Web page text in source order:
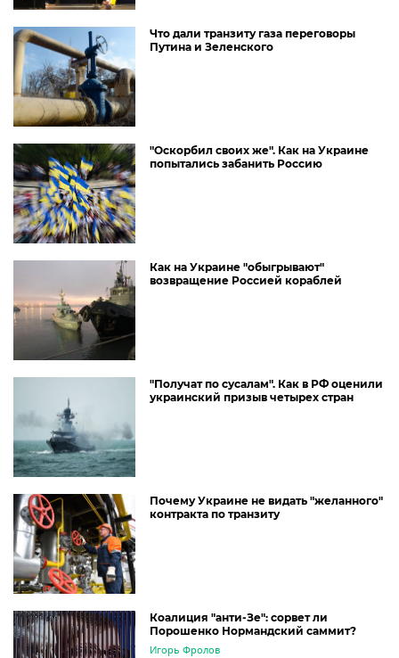
Что дали транзиту газа переговоры
Путина и Зеленского
"Оскорбил своих же". Как на Украине
попытались забанить Россию
Как на Украине "обыгрывают"
возвращение Россией кораблей
"Получат по сусалам". Как в РФ оценили
украинский призыв четырех стран
Почему Украине не видать "желанного"
контракта по транзиту
Коалиция "анти-Зе": сорвет ли
Порошенко Нормандский саммит?
Игорь Фролов